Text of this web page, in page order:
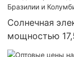
Солнечная
мощностью
солнечных